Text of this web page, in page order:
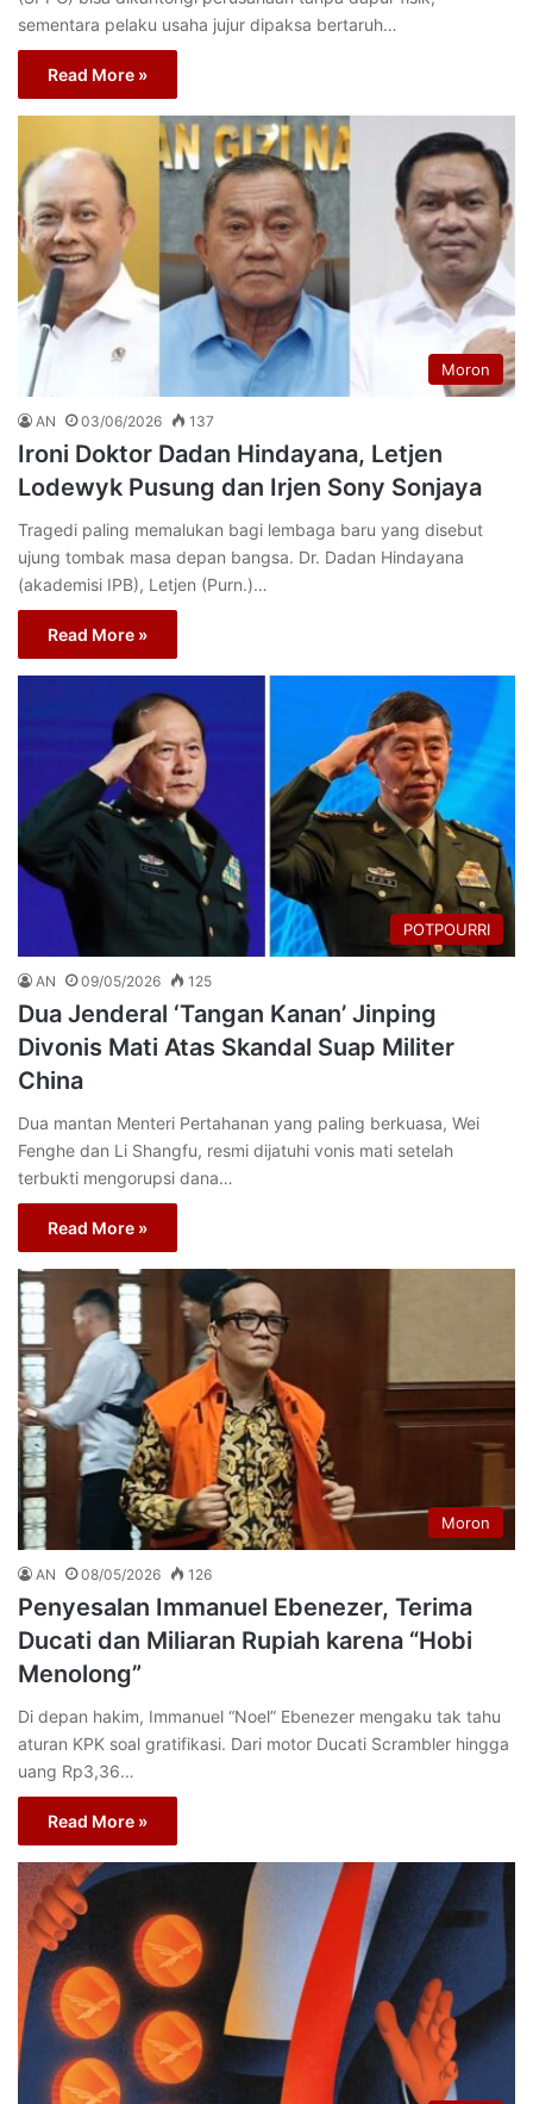
sementara pelaku usaha jujur dipaksa bertaruh…
Read More »
Moron
AN 03/06/2026 137
Ironi Doktor Dadan Hindayana, Letjen
Lodewyk Pusung dan Irjen Sony Sonjaya
Tragedi paling memalukan bagi lembaga baru yang disebut
ujung tombak masa depan bangsa. Dr. Dadan Hindayana
(akademisi IPB), Letjen (Purn.)…
Read More »
POTPOURRI
AN 09/05/2026 125
Dua Jenderal ‘Tangan Kanan’ Jinping
Divonis Mati Atas Skandal Suap Militer
China
Dua mantan Menteri Pertahanan yang paling berkuasa, Wei
Fenghe dan Li Shangfu, resmi dijatuhi vonis mati setelah
terbukti mengorupsi dana…
Read More »
Moron
AN 08/05/2026 126
Penyesalan Immanuel Ebenezer, Terima
Ducati dan Miliaran Rupiah karena “Hobi
Menolong”
Di depan hakim, Immanuel “Noel” Ebenezer mengaku tak tahu
aturan KPK soal gratifikasi. Dari motor Ducati Scrambler hingga
uang Rp3,36…
Read More »